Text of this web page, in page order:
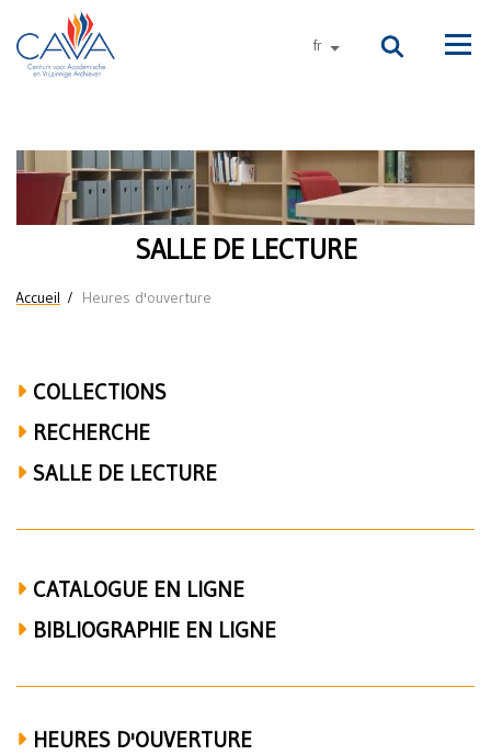
Aller au contenu principal
fr autres langues
Heures
d'ouverture
SALLE DE LECTURE
Vous êtes ici
Accueil Heures d'ouverture
COLLECTIONS
RECHERCHE
SALLE DE LECTURE
CATALOGUE EN LIGNE
BIBLIOGRAPHIE EN LIGNE
HEURES D'OUVERTURE